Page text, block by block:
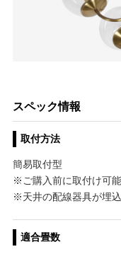
スペック情報
取付方法
簡易取付型
※ご購入前に取付け可
※天井の配線器具が埋
適合畳数